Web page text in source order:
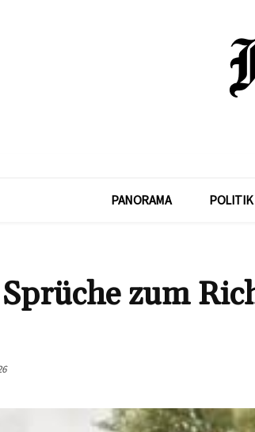
PANORAMA POLITIK
zum